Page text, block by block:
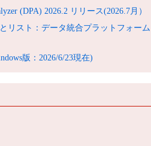
(DPA) 2026.2 リリース(2026.7月）
リスト：データ統合プラットフォーム
版：2026/6/23現在)